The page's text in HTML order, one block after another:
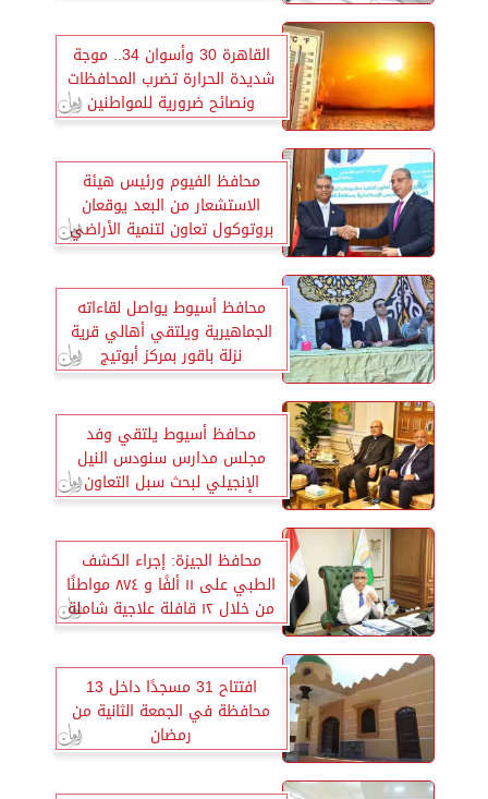
القاهرة 30 وأسوان 34.. موجة
شديدة الحرارة تضرب المحافظات
ونصائح ضرورية للمواطنين
محافظ الفيوم ورئيس هيئة
الاستشعار من البعد يوقعان
بروتوكول تعاون لتنمية الأراضي
جنوب بحيرة قارون
محافظ أسيوط يواصل لقاءاته
الجماهيرية ويلتقي أهالي قرية
نزلة باقور بمركز أبوتيج
محافظ أسيوط يلتقي وفد
مجلس مدارس سنودس النيل
الإنجيلي لبحث سبل التعاون
والمشاركة المجتمعية لتحسين
محافظ الجيزة: إجراء الكشف
الطبي على ١١ ألفًا و ٨٧٤ مواطنًا
من خلال ١٢ قافلة علاجية شاملة
علي مدار شهري يناير وفبراير
افتتاح 31 مسجدًا داخل 13
محافظة في الجمعة الثانية من
رمضان